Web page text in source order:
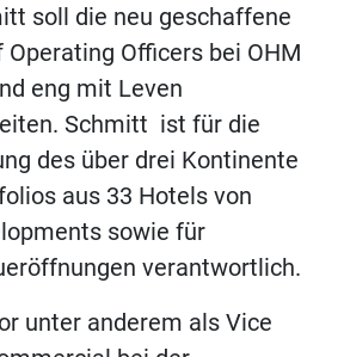
soll die neu geschaffene
Operating Officers bei OHM
eng mit Leven
Schmitt ist für die
des über drei Kontinente
aus 33 Hotels von
sowie für
verantwortlich.
unter anderem als Vice